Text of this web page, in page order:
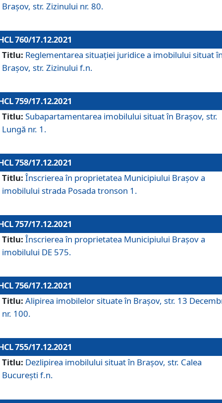
Brașov, str. Zizinului nr. 80.
760/17.12.2021
Titlu: Reglementarea situației juridice a imobilului situat
Brașov, str. Zizinului f.n.
759/17.12.2021
Titlu: Subapartamentarea imobilului situat în Brașov, str.
Lungă nr. 1.
758/17.12.2021
Titlu: Înscrierea în proprietatea Municipiului Brașov a
imobilului strada Posada tronson 1.
757/17.12.2021
Titlu: Înscrierea în proprietatea Municipiului Brașov a
imobilului DE 575.
756/17.12.2021
Titlu: Alipirea imobilelor situate în Brașov, str. 13
nr. 100.
755/17.12.2021
Titlu: Dezlipirea imobilului situat în Brașov, str. Calea
București f.n.